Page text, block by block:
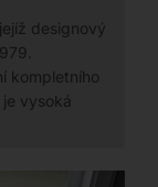
designový
kompletního
vysoká